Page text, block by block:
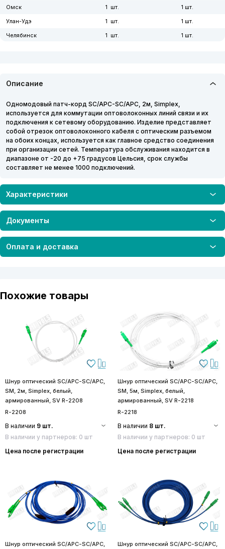
Омск
1
1
Улан-Удэ
1
1
Челябинск
1
1
Описание
Одномодовый патч-корд SC/APC-SC/APC, 2м, Simplex,
используется для коммутации оптоволоконных линий связи и их
подключения к сетевому оборудованию. Изделие представляет
собой отрезок оптоволоконного кабеля с оптическим разъемом
на обоих концах, используется как главное средство соединения
при организации сетей. Температура обслуживания находится в
диапазоне от -20 до +75 градусов Цельсия, срок службы
составляет не менее 1000 подключений.
Характеристики
Документы
Оплата и доставка
Похожие товары
Шнур оптический SC/APC-SC/APC,
SM, 2м, Simplex, белый,
армированный, SV R-2208
R-2208
В наличии 9 шт.
В наличии у партнеров: 0 шт
Цена после регистрации
Шнур оптический SC/APC-SC/APC,
SM, 5м, Simplex, белый,
армированный, SV R-2218
R-2218
В наличии 8 шт.
В наличии у партнеров: 0 шт
Цена после регистрации
Шнур оптический SC/APC-SC/APC,
Шнур оптический SC/APC-SC/APC,